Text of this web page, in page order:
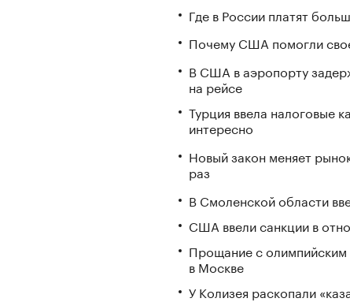
Где в России платят
Почему США помогли
В США в аэропорту
на рейсе
Турция ввела налоговые
интересно
Новый закон меняет
раз
В Смоленской области
США ввели санкции в
Прощание с
в Москве
У Колизея раскопали